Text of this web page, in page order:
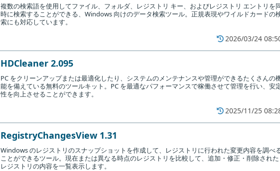
複数の検索語を使用してファイル、フォルダ、レジストリ キー、およびレジストリ エントリを
時に検索することができる、Windows 向けのデータ検索ツール。正規表現やワイルドカードの
索にも対応しています。
2026/03/24
HDCleaner 2.095
PC をクリーンアップまたは最適化したり、システムのメンテナンスや管理ができるたくさんの
能を備えている無料のツールキット。PC を最適なパフォーマンスで稼働させて管理を行い、安
性を向上させることができます。
2025/11/25
RegistryChangesView 1.31
Windows のレジストリのスナップショットを作成して、レジストリに行われた変更内容を調べ
ことができるツール。現在または異なる時点のレジストリを比較して、追加・修正・削除された
レジストリの内容を一覧表示します。